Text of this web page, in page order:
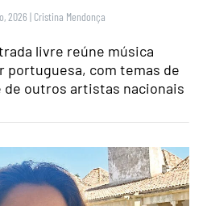
2026 | Cristina Mendonça
livre reúne música
portuguesa, com temas de
de outros artistas nacionais